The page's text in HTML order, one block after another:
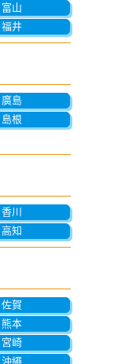
富山
福井
廣島
島根
香川
高知
佐賀
熊本
宮崎
沖繩